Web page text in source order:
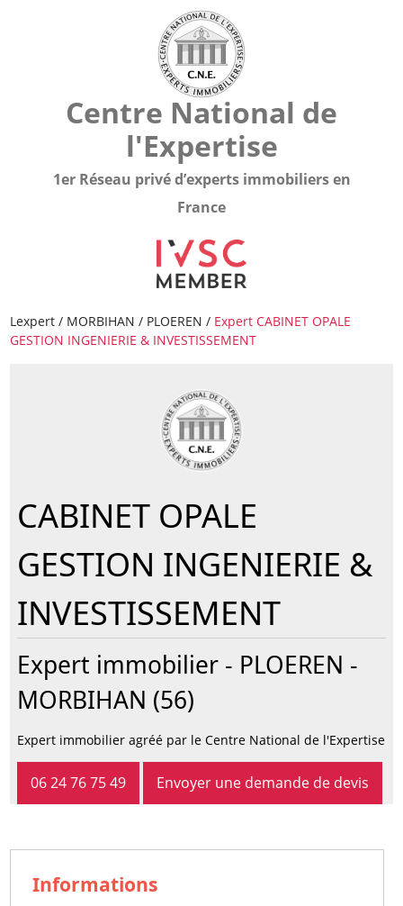
Centre National de
l'Expertise
1er Réseau privé d’experts immobiliers en
France
Lexpert / MORBIHAN / PLOEREN / Expert CABINET OPALE
GESTION INGENIERIE & INVESTISSEMENT
CABINET OPALE
GESTION INGENIERIE &
INVESTISSEMENT
Expert immobilier - PLOEREN -
MORBIHAN (56)
Expert immobilier agréé par le Centre National de l'Expertise
06 24 76 75 49 Envoyer une demande de devis
Informations